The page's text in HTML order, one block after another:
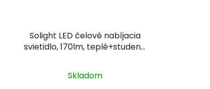
Solight LED čelové nabíjacia
svietidlo, 170lm, teplé+studené
Skladom